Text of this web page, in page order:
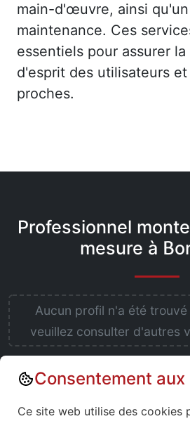
main-d'œuvre, ainsi
maintenance. Ces
essentiels pour assurer
d'esprit des utilisateurs
proches.
Professionnel
mesure à
Aucun profil n'a été
veuillez consulter d'autres
Annuaire : Monte escalier
Consentement aux
Ce site web utilise des cookies